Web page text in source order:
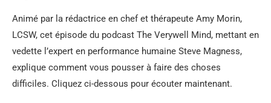
Animé par la rédactrice en chef et thérapeute Amy Morin,
LCSW, cet épisode du podcast The Verywell Mind, mettant en
vedette l’expert en performance humaine Steve Magness,
explique comment vous pousser à faire des choses
difficiles. Cliquez ci-dessous pour écouter maintenant.